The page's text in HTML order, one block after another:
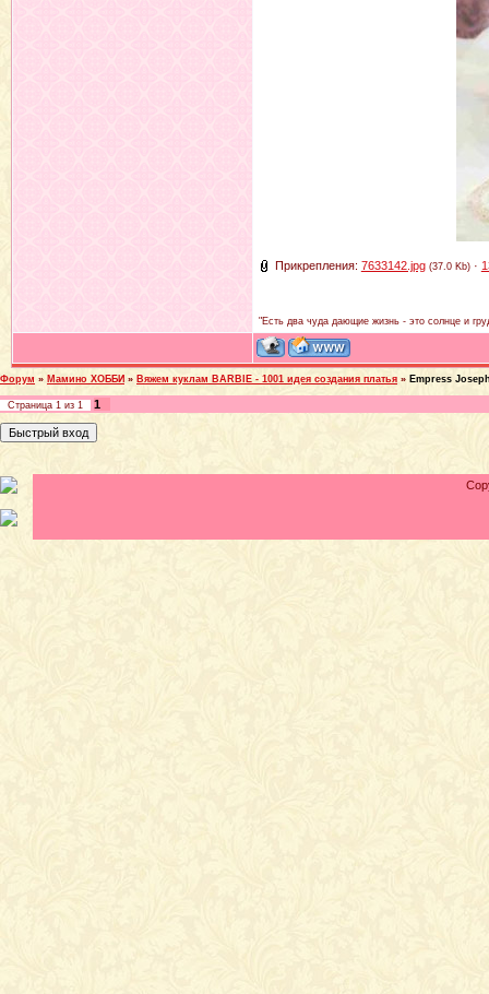
Прикрепления: 7633142.jpg (37.0 Kb) ·
"Есть два чуда дающие жизнь - это солнце и
Форум » Мамино ХОББИ » Вяжем куклам BARBIE - 1001 идея создания платья » Empress
Страница 1 из 1 1